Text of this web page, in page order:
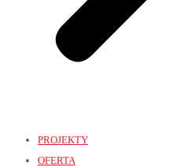
PROJEKTY
OFERTA